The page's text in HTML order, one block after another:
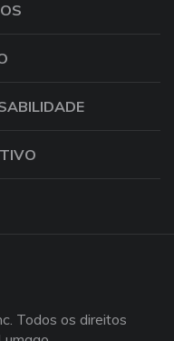
Todos os direitos